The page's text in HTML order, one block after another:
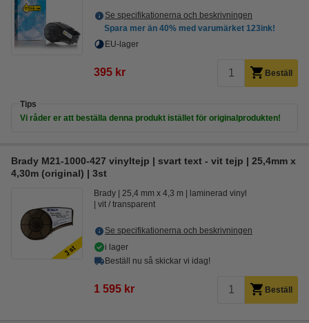
Se specifikationerna och beskrivningen
Spara mer än 40% med varumärket 123ink!
EU-lager
395 kr Beställ
Tips
Vi råder er att beställa denna produkt istället för originalprodukten!
Brady M21-1000-427 vinyltejp | svart text - vit tejp | 25,4mm x
4,30m (original) | 3st
Brady 25,4 mm x 4,3 m
laminerad vinyl
vit / transparent
Se specifikationerna och beskrivningen
i lager
Beställ nu så skickar vi idag!
1 595 kr Beställ